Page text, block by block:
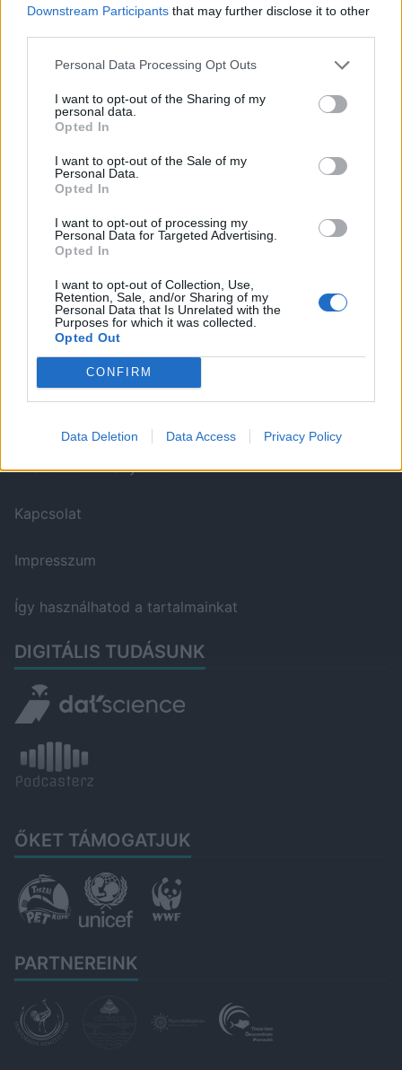
Downstream Participants that may further disclose it to other
Personal Data Processing Opt Outs
I want to opt-out of the Sharing of my
personal data.
Opted In
I want to opt-out of the Sale of my
Personal Data.
Opted In
I want to opt-out of processing my
Personal Data for Targeted Advertising.
Opted In
I want to opt-out of Collection, Use,
Retention, Sale, and/or Sharing of my
Personal Data that Is Unrelated with the
Purposes for which it was collected.
Opted Out
CONFIRM
Data Deletion Data Access Privacy Policy
ITT IS FENT VAGYUNK
WELOVETISZATO
Adatvédelmi irányelvek
Kapcsolat
Impresszum
Így használhatod a tartalmainkat
DIGITÁLIS TUDÁSUNK
ŐKET TÁMOGATJUK
PARTNEREINK